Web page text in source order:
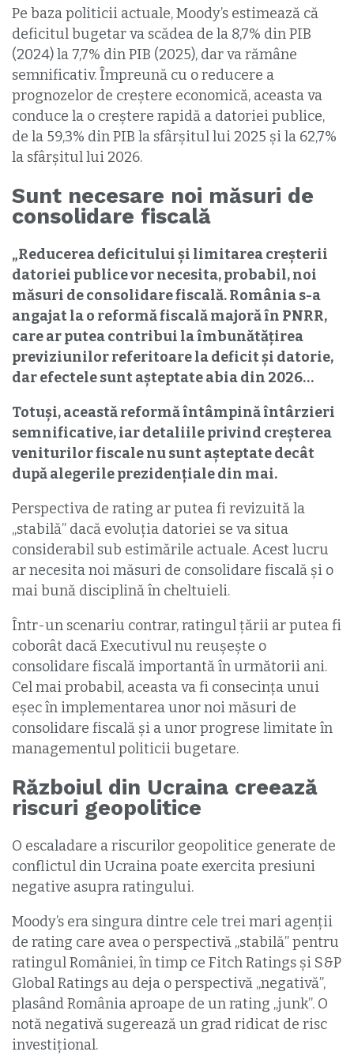
Pe baza politicii actuale, Moody’s estimează că
deficitul bugetar va scădea de la 8,7% din PIB
(2024) la 7,7% din PIB (2025), dar va rămâne
semnificativ. Împreună cu o reducere a
prognozelor de creștere economică, aceasta va
conduce la o creștere rapidă a datoriei publice,
de la 59,3% din PIB la sfârșitul lui 2025 și la 62,7%
la sfârșitul lui 2026.
Sunt necesare noi măsuri de
consolidare fiscală
„Reducerea deficitului și limitarea creșterii
datoriei publice vor necesita, probabil, noi
măsuri de consolidare fiscală. România s-a
angajat la o reformă fiscală majoră în PNRR,
care ar putea contribui la îmbunătățirea
previziunilor referitoare la deficit și datorie,
dar efectele sunt așteptate abia din 2026…
Totuși, această reformă întâmpină întârzieri
semnificative, iar detaliile privind creșterea
veniturilor fiscale nu sunt așteptate decât
după alegerile prezidențiale din mai.
Perspectiva de rating ar putea fi revizuită la
„stabilă” dacă evoluția datoriei se va situa
considerabil sub estimările actuale. Acest lucru
ar necesita noi măsuri de consolidare fiscală și o
mai bună disciplină în cheltuieli.
Într-un scenariu contrar, ratingul țării ar putea fi
coborât dacă Executivul nu reuşeşte o
consolidare fiscală importantă în următorii ani.
Cel mai probabil, aceasta va fi consecinţa unui
eşec în implementarea unor noi măsuri de
consolidare fiscală şi a unor progrese limitate în
managementul politicii bugetare.
Războiul din Ucraina creează
riscuri geopolitice
O escaladare a riscurilor geopolitice generate de
conflictul din Ucraina poate exercita presiuni
negative asupra ratingului.
Moody’s era singura dintre cele trei mari agenții
de rating care avea o perspectivă „stabilă” pentru
ratingul României, în timp ce Fitch Ratings și S&P
Global Ratings au deja o perspectivă „negativă”,
plasând România aproape de un rating „junk”. O
notă negativă sugerează un grad ridicat de risc
investiţional.